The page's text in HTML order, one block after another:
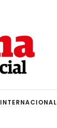
INTERNACIONAL